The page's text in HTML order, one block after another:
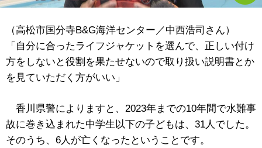
（高松市国分寺B&G海洋センター／中西浩司さん）
「自分に合ったライフジャケットを選んで、正しい付け
方をしないと役割を果たせないので取り扱い説明書とか
を見ていただく方がいい」
香川県警によりますと、2023年までの10年間で水難事
故に巻き込まれた中学生以下の子どもは、31人でした。
そのうち、6人が亡くなったということです。